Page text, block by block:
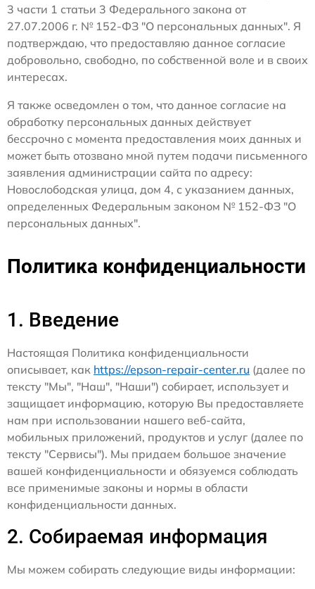
3 части 1 статьи 3 Федерального закона от
27.07.2006 г. № 152-ФЗ "О персональных данных". Я
подтверждаю, что предоставляю данное согласие
добровольно, свободно, по собственной воле и в своих
интересах.
Я также осведомлен о том, что данное согласие на
обработку персональных данных действует
бессрочно с момента предоставления моих данных и
может быть отозвано мной путем подачи письменного
заявления администрации сайта по адресу:
Новослободская улица, дом 4, с указанием данных,
определенных Федеральным законом № 152-ФЗ "О
персональных данных".
Политика конфиденциальности
1. Введение
Настоящая Политика конфиденциальности
описывает, как https://epson-repair-center.ru (далее по
тексту "Мы", "Наш", "Наши") собирает, использует и
защищает информацию, которую Вы предоставляете
нам при использовании нашего веб-сайта,
мобильных приложений, продуктов и услуг (далее по
тексту "Сервисы"). Мы придаем большое значение
вашей конфиденциальности и обязуемся соблюдать
все применимые законы и нормы в области
конфиденциальности данных.
2. Собираемая информация
Мы можем собирать следующие виды информации: